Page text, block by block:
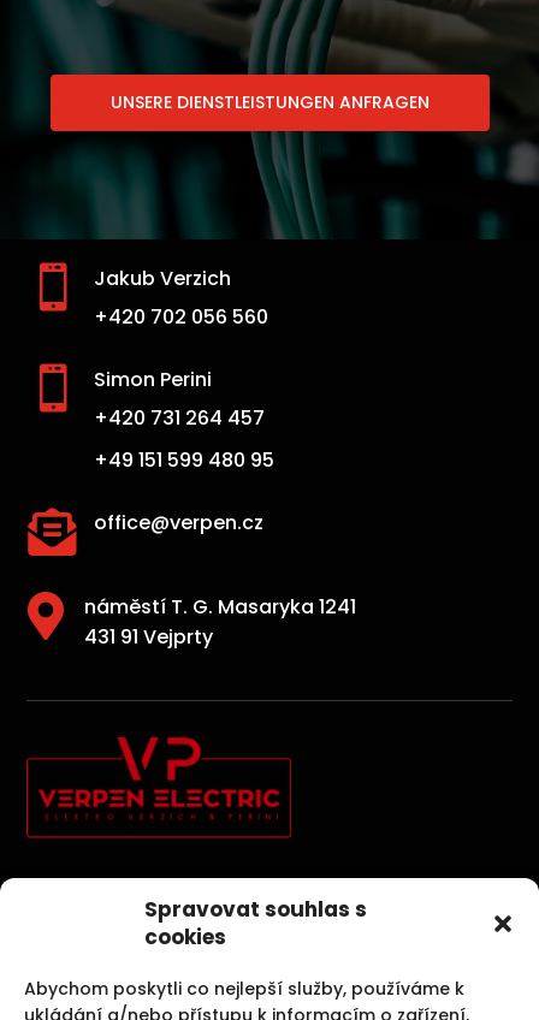
Spravovat souhlas s
cookies
Abychom poskytli co nejlepší služby, používáme k
ukládání a/nebo přístupu k informacím o zařízení,
UNSERE DIENSTLEISTUNGEN ANFRAGEN

Jakub Verzich
+420 702 056 560

Simon Perini
+420 731 264 457
+49 151 599 480 95
 office@verpen.cz

náměstí T. G. Masaryka 1241
431 91 Vejprty
Kernbohrungen sind unsere Aktivitäten, die uns